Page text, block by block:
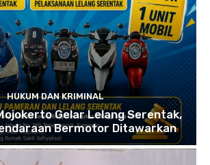
HUKUM DAN KRIMINAL
Gelar Lelang Serentak,
Bermotor Ditawarkan